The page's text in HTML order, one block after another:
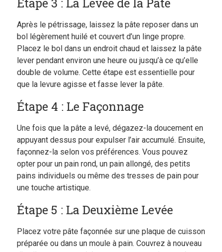
Après le pétrissage, laissez la pâte reposer dans un
bol légèrement huilé et couvert d’un linge propre.
Placez le bol dans un endroit chaud et laissez la pâte
lever pendant environ une heure ou jusqu’à ce qu’elle
double de volume. Cette étape est essentielle pour
que la levure agisse et fasse lever la pâte.
Étape 4 : Le Façonnage
Une fois que la pâte a levé, dégazez-la doucement en
appuyant dessus pour expulser l’air accumulé. Ensuite,
façonnez-la selon vos préférences. Vous pouvez
opter pour un pain rond, un pain allongé, des petits
pains individuels ou même des tresses de pain pour
une touche artistique.
Étape 5 : La Deuxième Levée
Placez votre pâte façonnée sur une plaque de cuisson
préparée ou dans un moule à pain. Couvrez à nouveau